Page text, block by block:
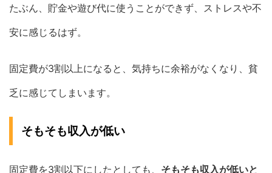
たぶん、貯金や遊び代に使うことができず、ストレスや不
安に感じるはず。
固定費が3割以上になると、気持ちに余裕がなくなり、貧
乏に感じてしまいます。
そもそも収入が低い
固定費を3割以下にしたとしても、 そもそも収入が低いと